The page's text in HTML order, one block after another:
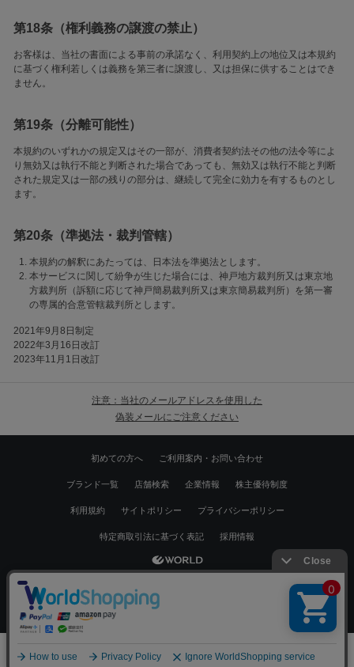
第18条（権利義務の譲渡の禁止）
お客様は、当社の書面による事前の承諾なく、利用契約上の地位又は本規約
に基づく権利若しくは義務を第三者に譲渡し、又は担保に供することはでき
ません。
第19条（分離可能性）
本規約のいずれかの規定又はその一部が、消費者契約法その他の法令等によ
り無効又は執行不能と判断された場合であっても、無効又は執行不能と判断
された規定又は一部の残りの部分は、継続して完全に効力を有するものとし
ます。
第20条（準拠法・裁判管轄）
本規約の解釈にあたっては、日本法を準拠法とします。
本サービスに関して紛争が生じた場合には、神戸地方裁判所又は東京地
方裁判所（訴額に応じて神戸簡易裁判所又は東京簡易裁判所）を第一審
の専属的合意管轄裁判所とします。
2021年9月8日制定
2022年3月16日改訂
2023年11月1日改訂
注意：当社のメールアドレスを使用した
偽装メールにご注意ください
初めての方へ ご利用案内・お問い合わせ
ブランド一覧 店舗検索 企業情報 株主優待制度
利用規約 サイトポリシー プライバシーポリシー
特定商取引法に基づく表記 採用情報